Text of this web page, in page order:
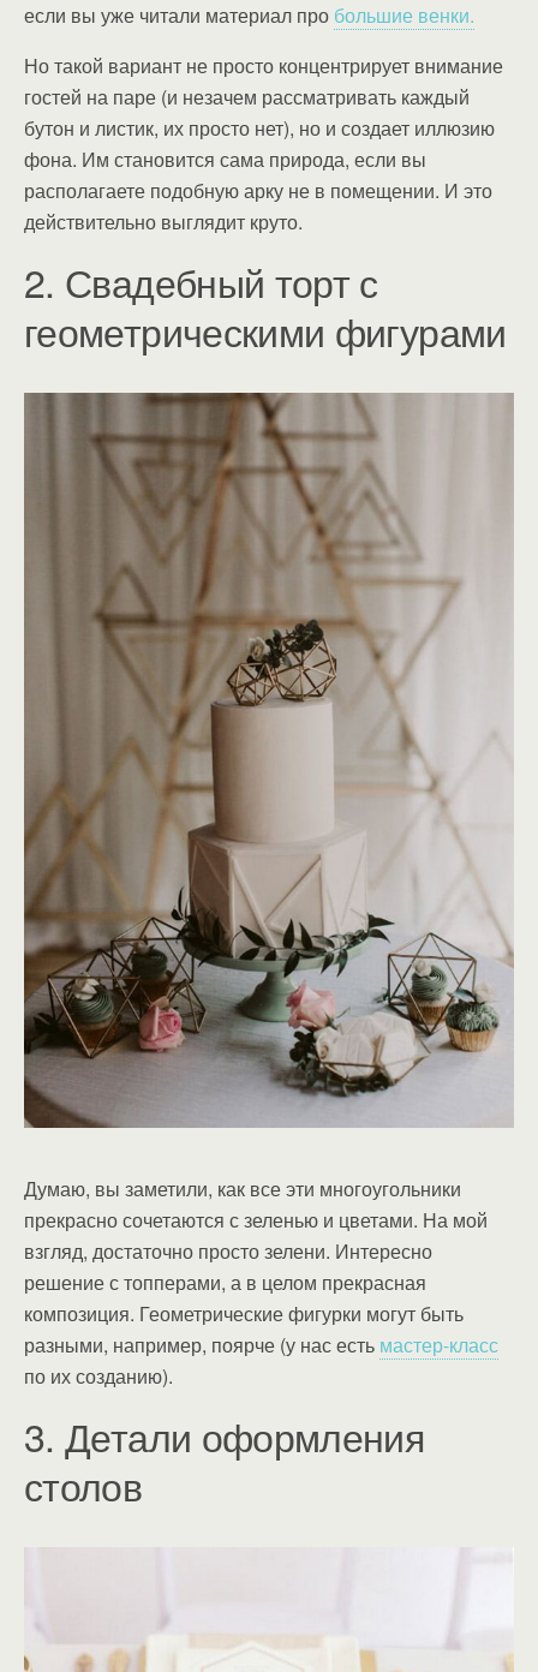
если вы уже читали материал про большие венки.
Но такой вариант не просто концентрирует внимание
гостей на паре (и незачем рассматривать каждый
бутон и листик, их просто нет), но и создает иллюзию
фона. Им становится сама природа, если вы
располагаете подобную арку не в помещении. И это
действительно выглядит круто.
2. Свадебный торт с
геометрическими фигурами
Думаю, вы заметили, как все эти многоугольники
прекрасно сочетаются с зеленью и цветами. На мой
взгляд, достаточно просто зелени. Интересно
решение с топперами, а в целом прекрасная
композиция. Геометрические фигурки могут быть
разными, например, поярче (у нас есть мастер-класс
по их созданию).
3. Детали оформления
столов